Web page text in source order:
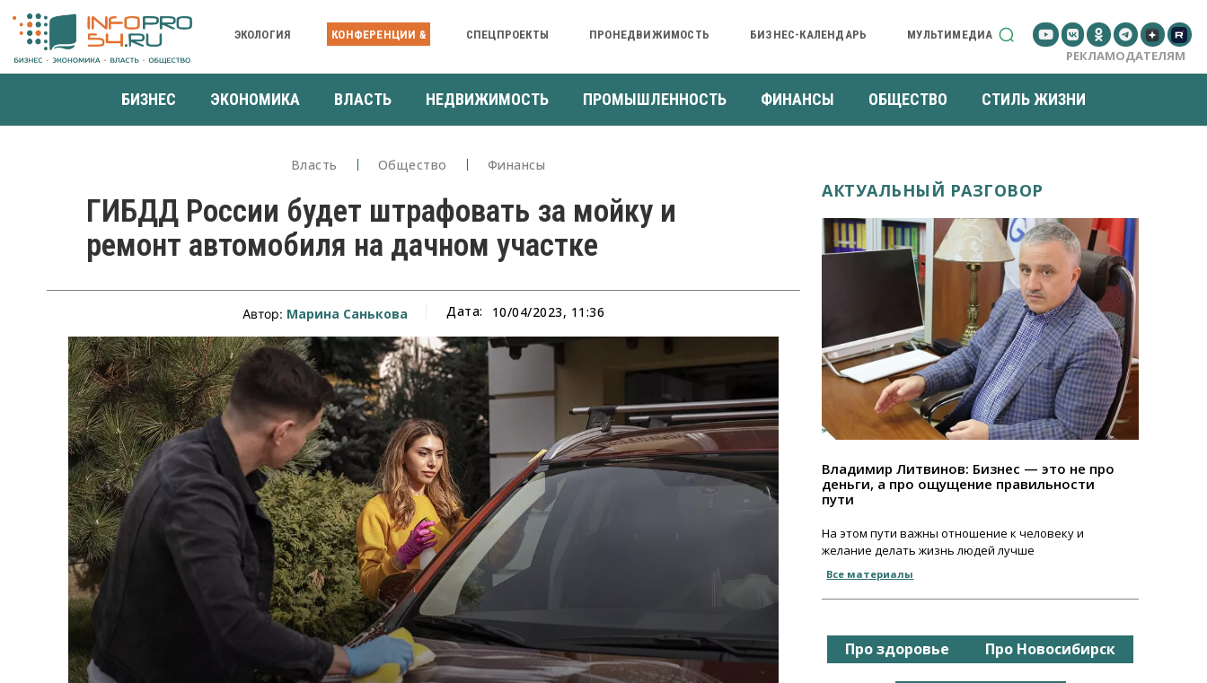
ЭКОЛОГИЯ КОНФЕРЕНЦИИ & СПЕЦПРОЕКТЫ ПРОНЕДВИЖИМОСТЬ БИЗНЕС-КАЛЕНДАРЬ МУЛЬТИМЕДИА
РЕКЛАМОДАТЕЛЯМ
БИЗНЕС ЭКОНОМИКА ВЛАСТЬ НЕДВИЖИМОСТЬ ПРОМЫШЛЕННОСТЬ ФИНАНСЫ ОБЩЕСТВО СТИЛЬ ЖИЗНИ
Власть Общество Финансы
ГИБДД России будет штрафовать за мойку и
ремонт автомобиля на дачном участке
Автор: Марина Санькова Дата: 10/04/2023, 11:36
АКТУАЛЬНЫЙ РАЗГОВОР
Владимир Литвинов: Бизнес — это не про
деньги, а про ощущение правильности
пути
На этом пути важны отношение к человеку и
желание делать жизнь людей лучше
Все материалы
Про здоровье Про Новосибирск